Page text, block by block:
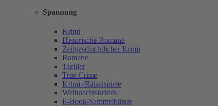
Spannung
Krimi
Historische Romane
Zeitgeschichtlicher Krimi
Romane
Thriller
True Crime
Krimi-/Rätselspiele
Weihnachtskrimis
E-Book-Sammelbände